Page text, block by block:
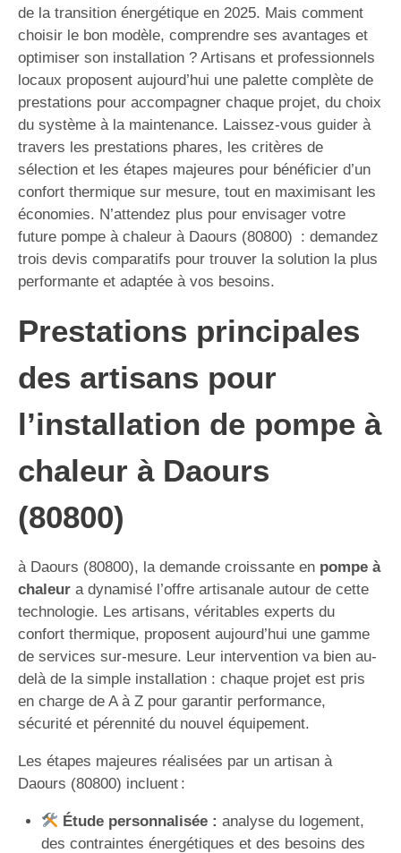
de la transition énergétique en 2025. Mais comment
choisir le bon modèle, comprendre ses avantages et
optimiser son installation ? Artisans et professionnels
locaux proposent aujourd’hui une palette complète de
prestations pour accompagner chaque projet, du choix
du système à la maintenance. Laissez-vous guider à
travers les prestations phares, les critères de
sélection et les étapes majeures pour bénéficier d’un
confort thermique sur mesure, tout en maximisant les
économies. N’attendez plus pour envisager votre
future pompe à chaleur à Daours (80800) : demandez
trois devis comparatifs pour trouver la solution la plus
performante et adaptée à vos besoins.
Prestations principales
des artisans pour
l’installation de pompe à
chaleur à Daours
(80800)
à Daours (80800), la demande croissante en pompe à
chaleur a dynamisé l’offre artisanale autour de cette
technologie. Les artisans, véritables experts du
confort thermique, proposent aujourd’hui une gamme
de services sur-mesure. Leur intervention va bien au-
delà de la simple installation : chaque projet est pris
en charge de A à Z pour garantir performance,
sécurité et pérennité du nouvel équipement.
Les étapes majeures réalisées par un artisan à
Daours (80800) incluent :
Étude personnalisée : analyse du logement,
des contraintes énergétiques et des besoins des